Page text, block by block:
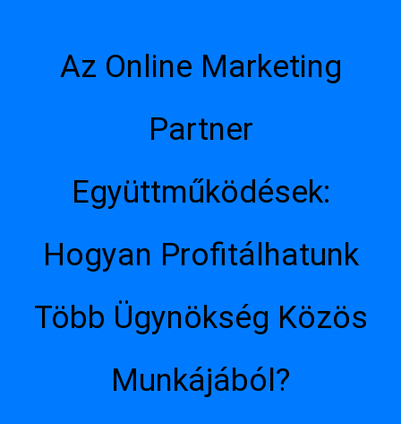
Az Online Marketing
Partner
Együttműködések:
Hogyan Profitálhatunk
Több Ügynökség Közös
Munkájából?